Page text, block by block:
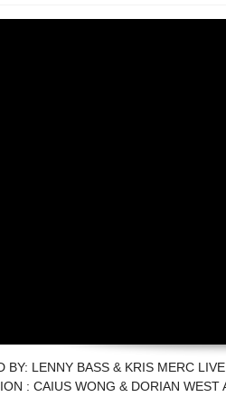
BY: LENNY BASS & KRIS MERC
: CAIUS WONG & DORIAN